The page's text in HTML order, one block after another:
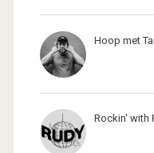
Hoop met
Rockin' with